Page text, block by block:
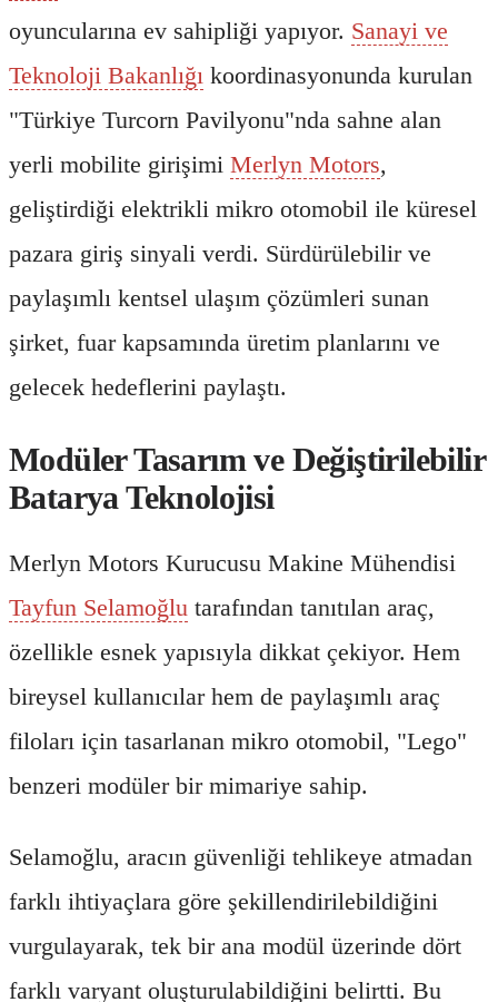
oyuncularına ev sahipliği yapıyor. Sanayi ve
Teknoloji Bakanlığı koordinasyonunda kurulan
"Türkiye Turcorn Pavilyonu"nda sahne alan
yerli mobilite girişimi Merlyn Motors,
geliştirdiği elektrikli mikro otomobil ile küresel
pazara giriş sinyali verdi. Sürdürülebilir ve
paylaşımlı kentsel ulaşım çözümleri sunan
şirket, fuar kapsamında üretim planlarını ve
gelecek hedeflerini paylaştı.
Modüler Tasarım ve Değiştirilebilir
Batarya Teknolojisi
Merlyn Motors Kurucusu Makine Mühendisi
Tayfun Selamoğlu tarafından tanıtılan araç,
özellikle esnek yapısıyla dikkat çekiyor. Hem
bireysel kullanıcılar hem de paylaşımlı araç
filoları için tasarlanan mikro otomobil, "Lego"
benzeri modüler bir mimariye sahip.
Selamoğlu, aracın güvenliği tehlikeye atmadan
farklı ihtiyaçlara göre şekillendirilebildiğini
vurgulayarak, tek bir ana modül üzerinde dört
farklı varyant oluşturulabildiğini belirtti. Bu